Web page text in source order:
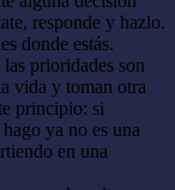
responde y hazlo.
donde estás.
prioridades son
vida y toman otra
principio: si
ya no es una
en una